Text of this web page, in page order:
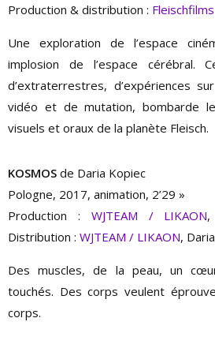
Production & distribution : Fleischfilms
Une exploration de l’espace
implosion de l’espace cérébral.
d’extraterrestres, d’expériences
vidéo et de mutation, bombarde
visuels et oraux de la planète Fleisch.
KOSMOS de Daria Kopiec
Pologne, 2017, animation, 2’29 »
Production : WJTEAM / LIKAON,
Distribution : WJTEAM / LIKAON,
Des muscles, de la peau, un
touchés. Des corps veulent
corps.